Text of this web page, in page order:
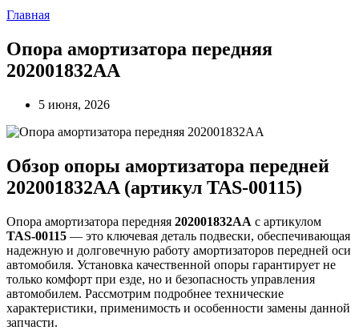
Главная
Опора амортизатора передняя
202001832AA
5 июня, 2026
Обзор опоры амортизатора передней
202001832AA (артикул TAS-00115)
Опора амортизатора передняя 202001832AA с артикулом
TAS-00115 — это ключевая деталь подвески, обеспечивающая
надежную и долговечную работу амортизаторов передней оси
автомобиля. Установка качественной опоры гарантирует не
только комфорт при езде, но и безопасность управления
автомобилем. Рассмотрим подробнее технические
характеристики, применимость и особенности замены данной
запчасти.